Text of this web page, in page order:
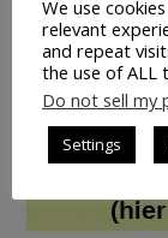
Neues Zitat
LESETIPP
We use
relevant
and repeat
the use of ALL
Do not sell my
Settings